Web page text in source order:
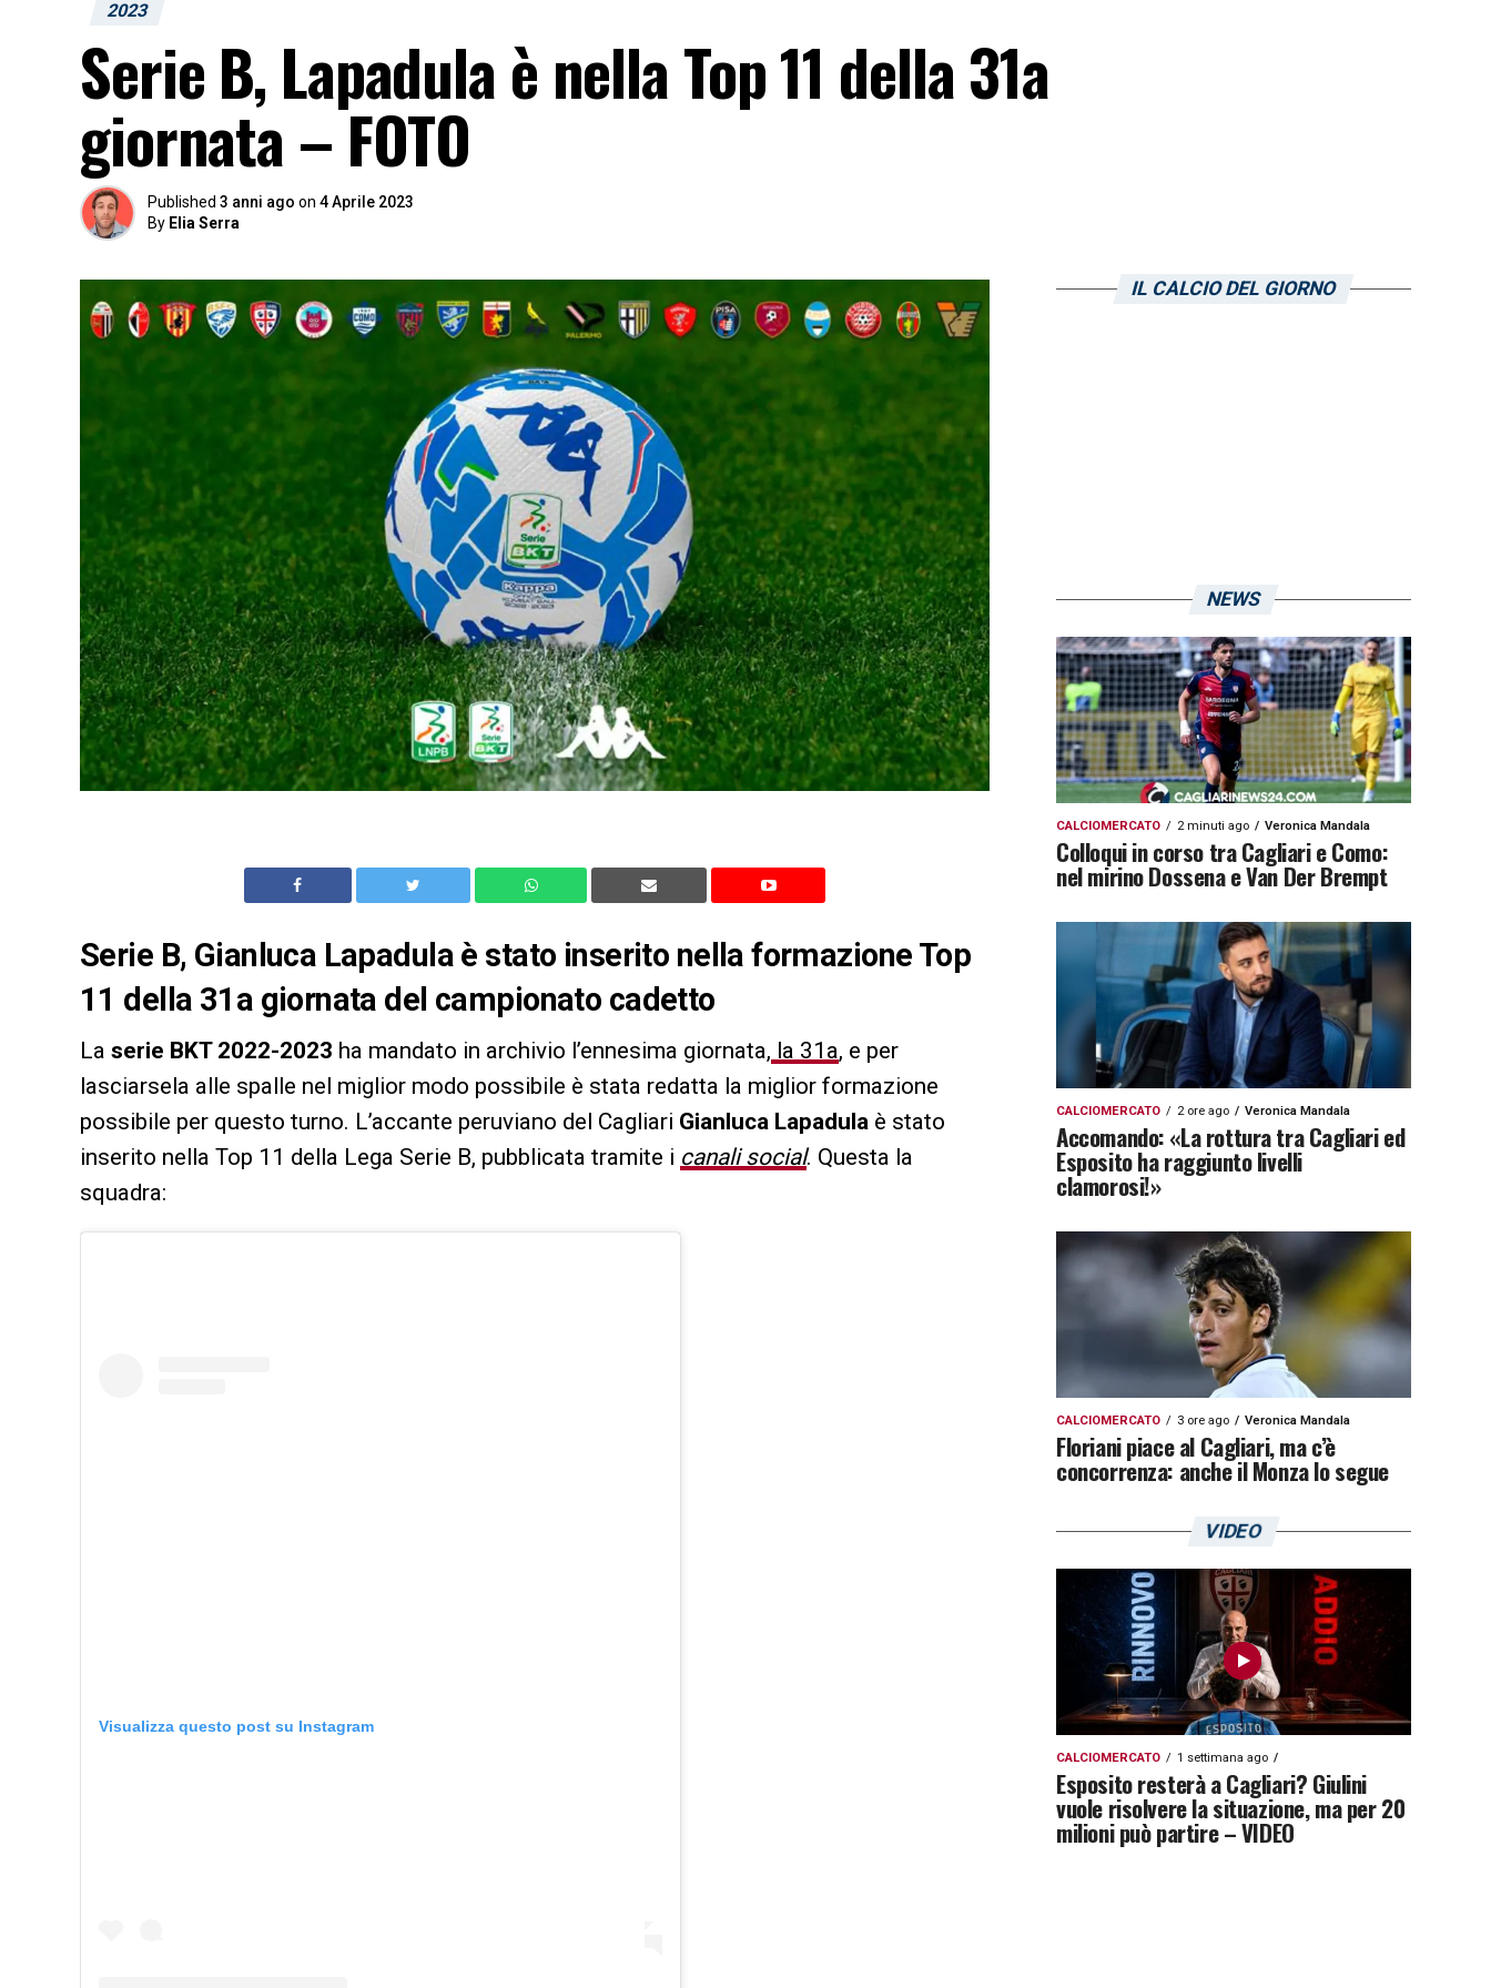
2023
Serie B, Lapadula è nella Top 11 della 31a
giornata – FOTO
Published 3 anni ago on 4 Aprile 2023
By Elia Serra
Serie B, Gianluca Lapadula è stato inserito nella formazione Top
11 della 31a giornata del campionato cadetto
La serie BKT 2022-2023 ha mandato in archivio l’ennesima giornata, la 31a, e per
lasciarsela alle spalle nel miglior modo possibile è stata redatta la miglior formazione
possibile per questo turno. L’accante peruviano del Cagliari Gianluca Lapadula è stato
inserito nella Top 11 della Lega Serie B, pubblicata tramite i canali social. Questa la
squadra:
Visualizza questo post su Instagram
IL CALCIO DEL GIORNO
NEWS
CALCIOMERCATO 2 minuti ago Veronica Mandala
Colloqui in corso tra Cagliari e Como:
nel mirino Dossena e Van Der Brempt
CALCIOMERCATO 2 ore ago Veronica Mandala
Accomando: «La rottura tra Cagliari ed
Esposito ha raggiunto livelli
clamorosi!»
CALCIOMERCATO 3 ore ago Veronica Mandala
Floriani piace al Cagliari, ma c’è
concorrenza: anche il Monza lo segue
VIDEO
CALCIOMERCATO 1 settimana ago
Esposito resterà a Cagliari? Giulini
vuole risolvere la situazione, ma per 20
milioni può partire – VIDEO